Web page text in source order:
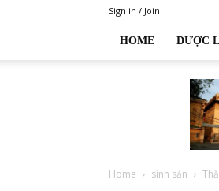
Sign in / Join
HOME DƯỢC
Home sinh sản